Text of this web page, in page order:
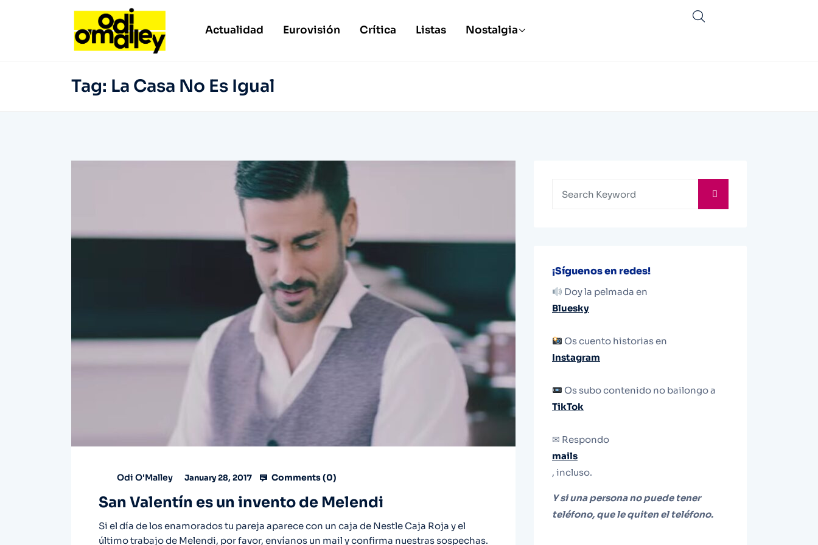
Actualidad Eurovisión Crítica Listas Nostalgia
Tag: La Casa No Es Igual
Odi O'Malley January 28, 2017 Comments (0)
San Valentín es un invento de Melendi
Si el día de los enamorados tu pareja aparece con un caja de Nestle Caja Roja y el
último trabajo de Melendi, por favor, envíanos un mail y confirma nuestras sospechas.
¡Síguenos en redes!
Doy la pelmada en
Bluesky
Os cuento historias en
Instagram
Os subo contenido no bailongo a
TikTok
✉ Respondo
mails
, incluso.
Y si una persona no puede tener
teléfono, que le quiten el teléfono.